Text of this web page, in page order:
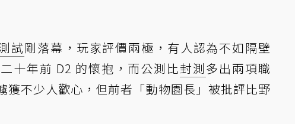
試剛落幕，玩家評價兩極，有人認為不如隔壁
十年前 D2 的懷抱，而公測比封測多出兩項職
獲不少人歡心，但前者「動物園長」被批評比野